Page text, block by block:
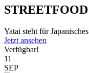
Yatai steht für
Jetzt ansehen
Verfügbar!
11
SEP